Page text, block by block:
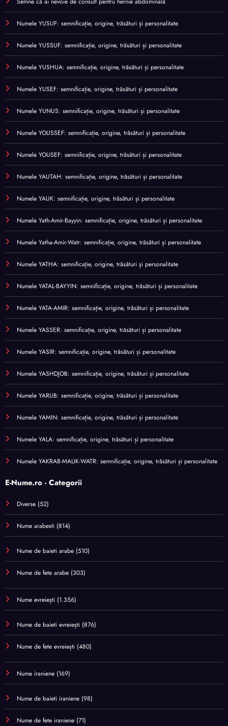
Numele YUSUF: semnificație, origine, trăsături și personalitate
Numele YUSSUF: semnificație, origine, trăsături și personalitate
Numele YUSHUA: semnificație, origine, trăsături și personalitate
Numele YUSEF: semnificație, origine, trăsături și personalitate
Numele YUNUS: semnificație, origine, trăsături și personalitate
Numele YOUSSEF: semnificație, origine, trăsături și personalitate
Numele YOUSEF: semnificație, origine, trăsături și personalitate
Numele YAUTAH: semnificație, origine, trăsături și personalitate
Numele YAUK: semnificație, origine, trăsături și personalitate
Numele Yath-Amir-Bayyin: semnificație, origine, trăsături și personalitate
Numele Yatha-Amir-Watr: semnificație, origine, trăsături și personalitate
Numele YATHA: semnificație, origine, trăsături și personalitate
Numele YATAL-BAYYIN: semnificație, origine, trăsături și personalitate
Numele YATA-AMIR: semnificație, origine, trăsături și personalitate
Numele YASSER: semnificație, origine, trăsături și personalitate
Numele YASIR: semnificație, origine, trăsături și personalitate
Numele YASHDJOB: semnificație, origine, trăsături și personalitate
Numele YARUB: semnificație, origine, trăsături și personalitate
Numele YAMIN: semnificație, origine, trăsături și personalitate
Numele YALA: semnificație, origine, trăsături și personalitate
Numele YAKRAB-MALIK-WATR: semnificație, origine, trăsături și personalitate
E-Nume.ro - Categorii
Diverse (52)
Nume arabesti (814)
Nume de baieti arabe (510)
Nume de fete arabe (303)
Nume evreiești (1.356)
Nume de baieti evreiești (876)
Nume de fete evreiești (480)
Nume iraniene (169)
Nume de baieti iraniene (98)
Nume de fete iraniene (71)